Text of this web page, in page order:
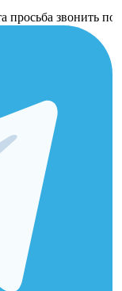
просьба